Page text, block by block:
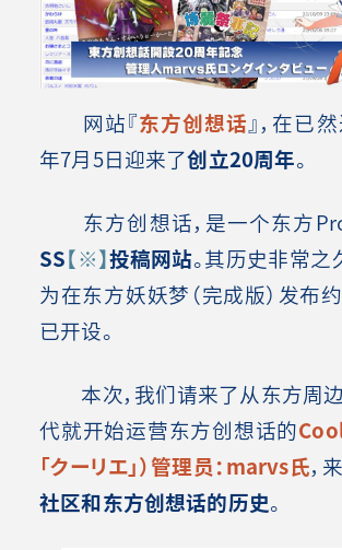
网站『东方创想话 』，在已
年7月5日迎来了创立20周年。
东方创想话，是一个东方
SS【※】投稿网站。其历史非常之
为在东方妖妖梦（完成版）发布
已开设。
本次，我们请来了从东方周
代就开始运营东方创想话的
「クーリエ」）管理员：marvs氏，
社区和东方创想话的历史。